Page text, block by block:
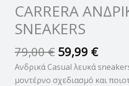
CARRERA
SNEAKERS
79,00€ 59,99 €
Ανδρικά Casual λευκά
μοντέρνο σχεδιασμό και